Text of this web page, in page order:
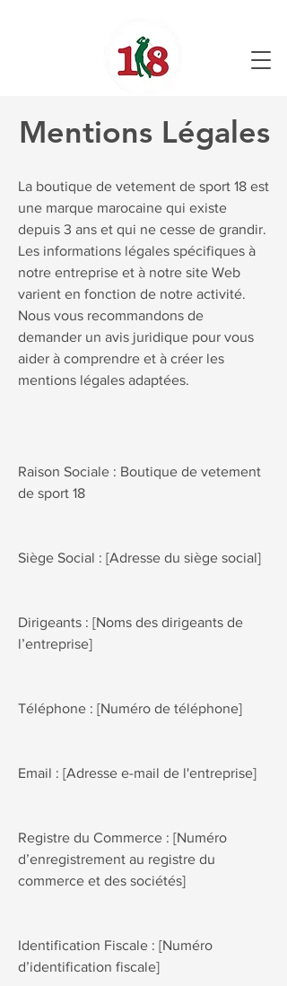
Mentions Légales
La boutique de vetement de sport 18 est
une marque marocaine qui existe
depuis 3 ans et qui ne cesse de grandir.
Les informations légales spécifiques à
notre entreprise et à notre site Web
varient en fonction de notre activité.
Nous vous recommandons de
demander un avis juridique pour vous
aider à comprendre et à créer les
mentions légales adaptées.
Raison Sociale : Boutique de vetement
de sport 18
Siège Social : [Adresse du siège social]
Dirigeants : [Noms des dirigeants de
l’entreprise]
Téléphone : [Numéro de téléphone]
Email : [Adresse e-mail de l'entreprise]
Registre du Commerce : [Numéro
d’enregistrement au registre du
commerce et des sociétés]
Identification Fiscale : [Numéro
d’identification fiscale]